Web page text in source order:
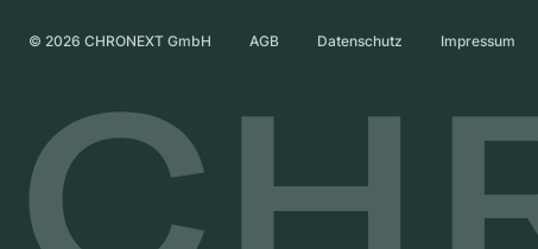
Vereinigtes Königreich
© 2026 CHRONEXT GmbH AGB Datenschutz Impressum